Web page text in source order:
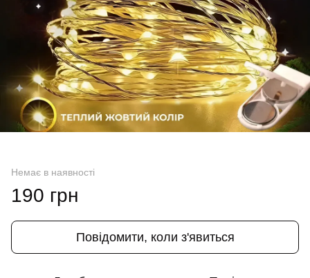
Немає в наявності
190 грн
Повідомити, коли з'явиться